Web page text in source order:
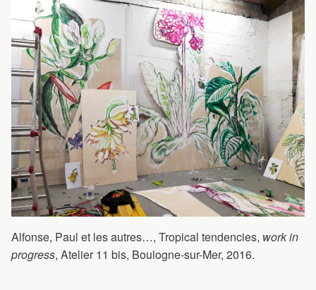
Alfonse, Paul et les autres…, Tropical tendencies, work in
progress, Atelier 11 bis, Boulogne-sur-Mer, 2016.